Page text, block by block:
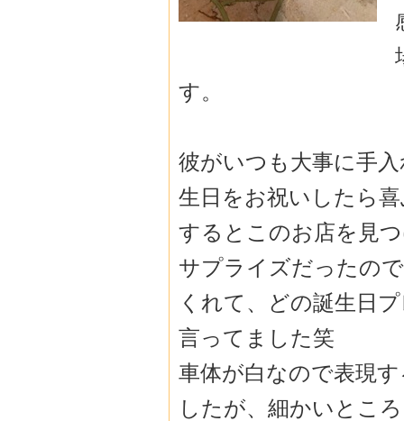
す。
彼がいつも大事に手
生日をお祝いし たら
するとこのお店を見
サプライズだったの
くれて、どの誕生日
言ってました笑
車体が白なので表現
したが、細かい とこ